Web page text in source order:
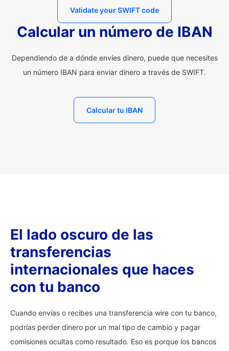
Validate your SWIFT code
Calcular un número de IBAN
Dependiendo de a dónde envíes dinero, puede que necesites
un número IBAN para enviar dinero a través de SWIFT.
Calcular tu IBAN
El lado oscuro de las
transferencias
internacionales que haces
con tu banco
Cuando envías o recibes una transferencia wire con tu banco,
podrías perder dinero por un mal tipo de cambio y pagar
comisiones ocultas como resultado. Eso es porque los bancos